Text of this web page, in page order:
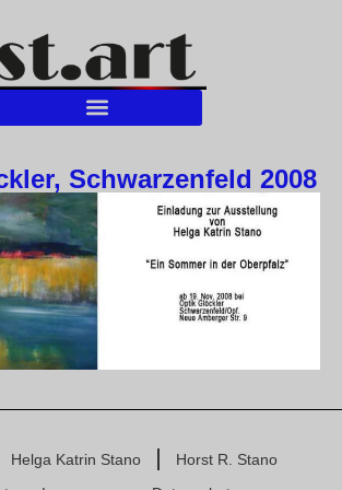
Schwarzenfeld 2008
Helga Katrin Stano
Horst R. Stano